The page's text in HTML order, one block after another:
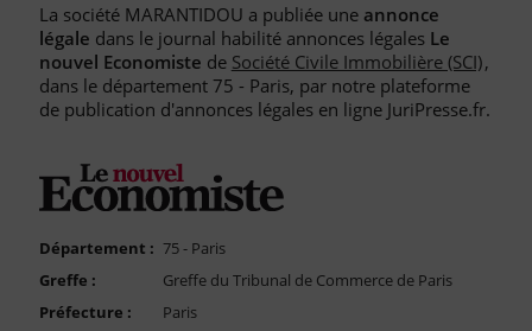
Départements pour la Publication d'Annonces Légales
Liste des Greffes
Liste des CCI
FAQ
Nous Contacter
Compte PRO
La société MARANTIDOU a publiée une annonce
légale dans le journal habilité annonces légales Le
nouvel Economiste de Société Civile Immobilière (SCI),
dans le département 75 - Paris, par notre plateforme
de publication d'annonces légales en ligne JuriPresse.fr.
Département : 75 - Paris
Greffe :
Greffe du Tribunal de Commerce de Paris
Préfecture :
Paris